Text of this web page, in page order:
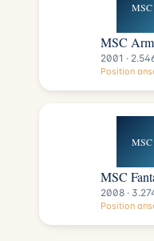
MSC
MSC
2001 ·
Position
MSC
MSC
2008 ·
Position